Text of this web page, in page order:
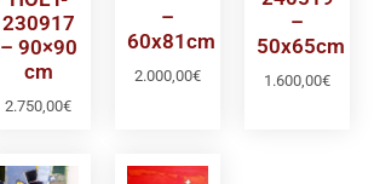
230917
– 90×90
cm
2.750,00€
–
60x81cm
2.000,00€
–
50x65cm
1.600,00€